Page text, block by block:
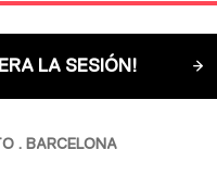
LA SESIÓN!
. BARCELONA